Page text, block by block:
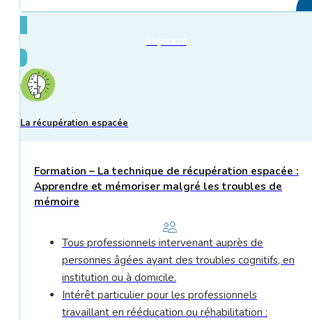
La récupération espacée
Formation – La technique de récupération espacée :
Apprendre et mémoriser malgré les troubles de
mémoire
Tous professionnels intervenant auprès de
personnes âgées ayant des troubles cognitifs, en
institution ou à domicile.
Intérêt particulier pour les professionnels
travaillant en rééducation ou réhabilitation :